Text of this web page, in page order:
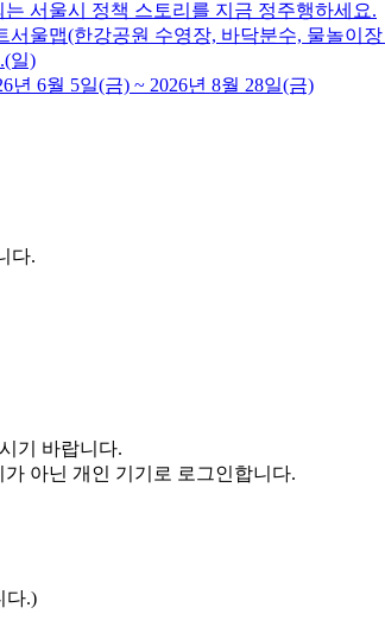
다.
기 바랍니다.
아닌 개인 기기로 로그인합니다.
다.)